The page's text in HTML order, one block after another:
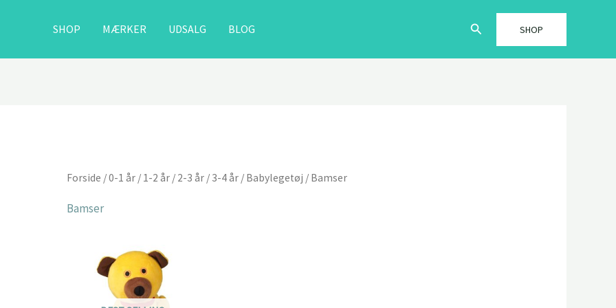
SHOP MÆRKER UDSALG BLOG Søg SHOP
Forside /0-1 år / 1-2 år / 2-3 år / 3-4 år / Babylegetøj / Bamser
Bamser